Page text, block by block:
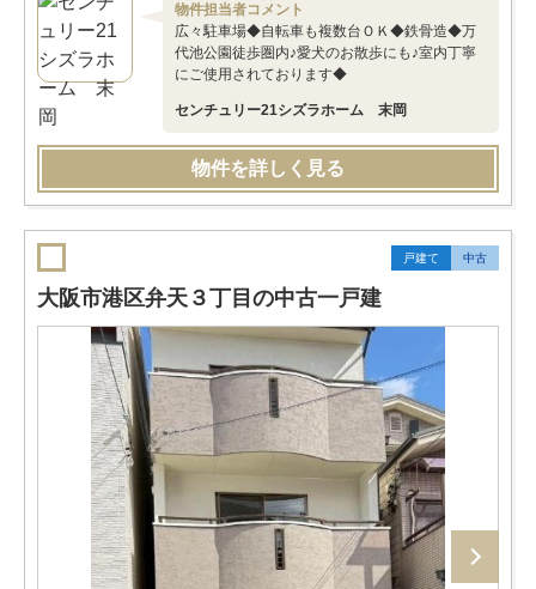
物件担当者コメント
広々駐車場◆自転車も複数台ＯＫ◆鉄骨造◆万
代池公園徒歩圏内♪愛犬のお散歩にも♪室内丁寧
にご使用されております◆
センチュリー21シズラホーム 末岡
物件を詳しく見る
戸建て 中古
大阪市港区弁天３丁目の中古一戸建